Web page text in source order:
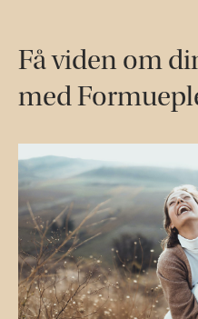
Få viden om
med